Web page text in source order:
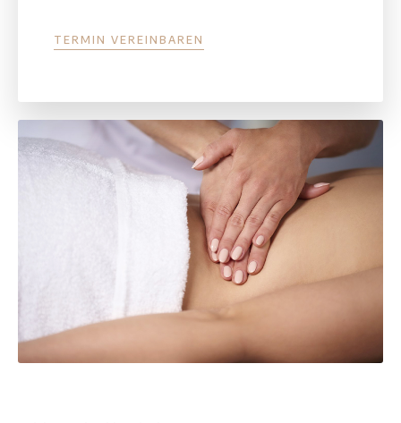
TERMIN VEREINBAREN